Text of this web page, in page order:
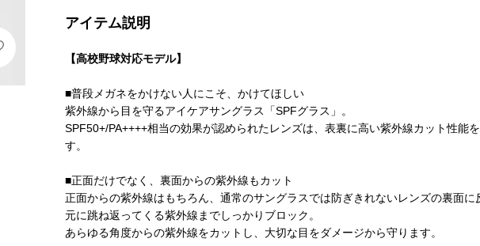
アイテム説明
【高校野球対応モデル】
■普段メガネをかけない人にこそ、かけてほしい
紫外線から目を守るアイケアサングラス「SPFグラス」。
SPF50+/PA++++相当の効果が認められたレンズは、表裏に高い紫外線カット性能
す。
■正面だけでなく、裏面からの紫外線もカット
正面からの紫外線はもちろん、通常のサングラスでは防ぎきれないレンズの裏面に
元に跳ね返ってくる紫外線までしっかりブロック。
あらゆる角度からの紫外線をカットし、大切な目をダメージから守ります。